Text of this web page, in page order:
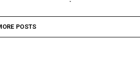
acceso carnal,...
POSTS